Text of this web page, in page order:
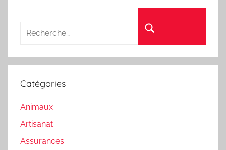
Catégories
Animaux
Artisanat
Assurances